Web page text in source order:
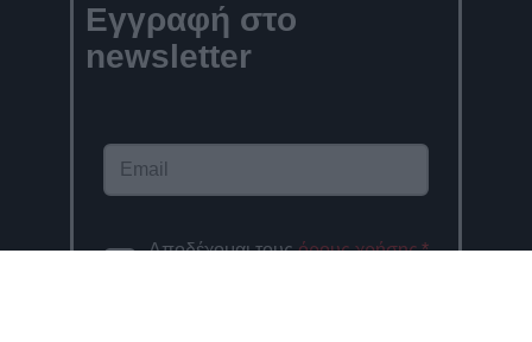
Εγγραφή στο
newsletter
Αποδέχομαι τουςόρους χρήσης*